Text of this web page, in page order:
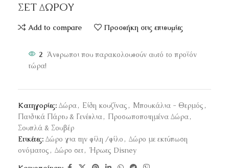
ΣΕΤ ΔΩΡΟΥ
Add to compare Προσθήκη στις επιθυμίες
2 Άνθρωποι που παρακολουθούν αυτό το προϊόν
τώρα!
Κατηγορίες: Δώρα, Είδη κουζίνας , Μπουκάλια - Θερμός ,
Παιδικά Πάρτυ & Γενέθλια, Προσωποποιημένα Δώρα,
Σουπλά & Σουβέρ
Ετικέτες: Δώρο για την φίλη /φίλο , Δώρο με εκτύπωση
ονόματος , Δώρο σετ, Ήρωες Disney